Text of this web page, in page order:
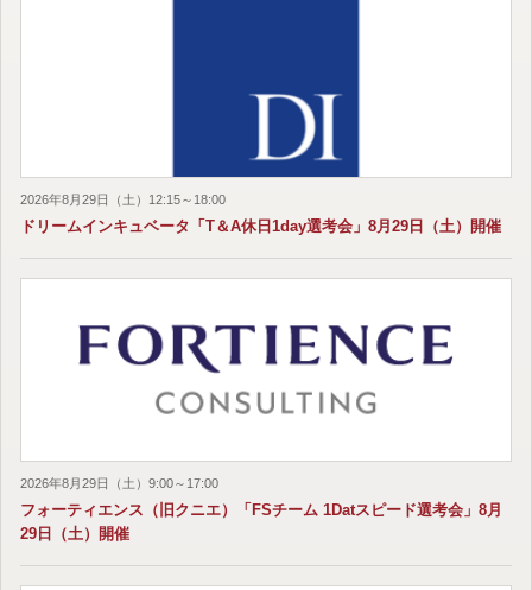
2026年8月29日（土）12:15～18:00
ドリームインキュベータ「T＆A休日1day選考会」8月29日（土）開催
2026年8月29日（土）9:00～17:00
フォーティエンス（旧クニエ）「FSチーム 1Datスピード選考会」8月
29日（土）開催